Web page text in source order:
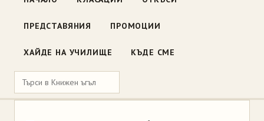
ПРЕДСТАВЯНИЯ ПРОМОЦИИ
ХАЙДЕ НА УЧИЛИЩЕ КЪДЕ СМЕ